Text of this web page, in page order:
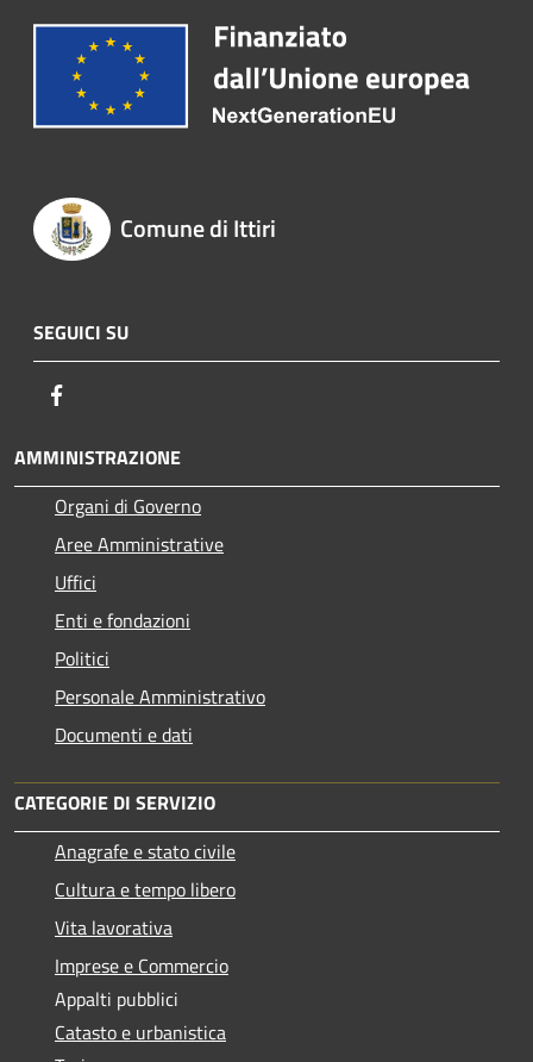
Comune di Ittiri
SEGUICI SU
AMMINISTRAZIONE
Organi di Governo
Aree Amministrative
Uffici
Enti e fondazioni
Politici
Personale Amministrativo
Documenti e dati
CATEGORIE DI SERVIZIO
Anagrafe e stato civile
Cultura e tempo libero
Vita lavorativa
Imprese e Commercio
Appalti pubblici
Catasto e urbanistica